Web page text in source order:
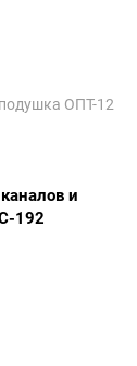
ОПТ-12
и
192